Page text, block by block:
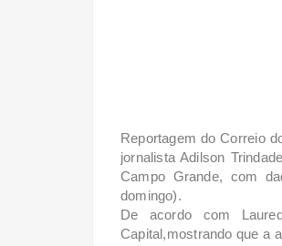
Reportagem do Correio
jornalista Adilson
Campo Grande, com
domingo).
De acordo com
Capital,mostrando que a